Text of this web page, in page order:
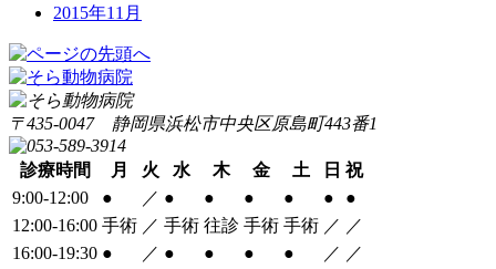
2015年11月
〒435-0047 静岡県浜松市中央区原島町443番1
診療時間 月 火 水 木 金 土 日 祝
9:00-12:00
● ／ ● ● ● ● ●
●
12:00-16:00 手術 ／ 手術 往診 手術 手術 ／ ／
16:00-19:30 ● ／ ● ● ● ● ／ ／